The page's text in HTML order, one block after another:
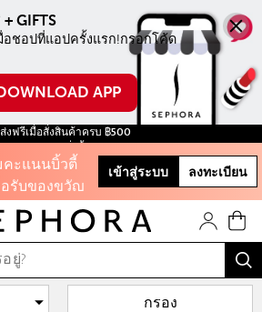
อชอปที่แอปครั้งแรก!กรอกโค้ด
APP
งฟรีเมื่อสั่งสินค้าครบ ฿500
ลอง ทุกการสั่งซื้อ จนกว่าสินค้าจะหมด!
ทุกชิ้น ไม่มี
เมื่อชอปบน
ลน์ครั้งแรก
WELCOME
คะแนนบิ้วตี้
อรับของขวัญ
วนลดต่างๆ
คะแนน เมื่อ
รสมาชิก
เข้าสู่ระบบ ลงทะเบียน
กรอง